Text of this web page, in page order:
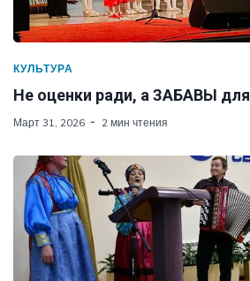
КУЛЬТУРА
Не оценки ради, а ЗАБАВЫ для
Март 31, 2026 2 мин чтения